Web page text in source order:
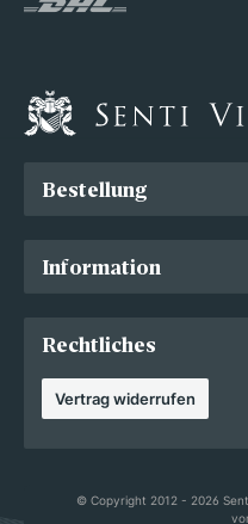
Bestellung
Information
Rechtliches
Vertrag widerrufen
© Copyright 2012 - 2026